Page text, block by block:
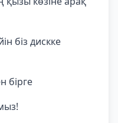
біз дискке
бірге